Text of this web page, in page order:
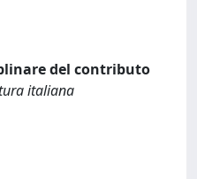
del contributo
italiana